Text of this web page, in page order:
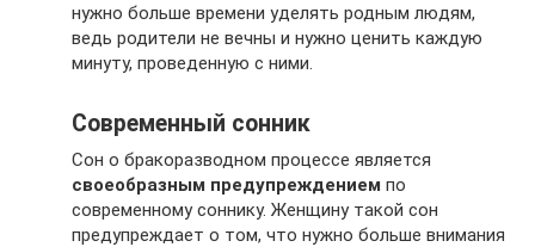
нужно больше времени уделять родным людям,
ведь родители не вечны и нужно ценить каждую
минуту, проведенную с ними.
Современный сонник
Сон о бракоразводном процессе является
своеобразным предупреждением по
современному соннику. Женщину такой сон
предупреждает о том, что нужно больше внимания